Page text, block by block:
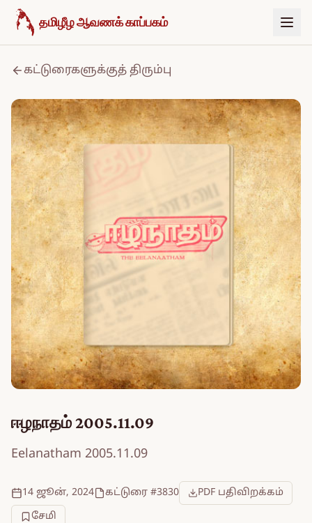
உள்ளடக்கத்திற்குச் செல்க
தமிழீழ ஆவணக் காப்பகம்
கட்டுரைகளுக்குத் திரும்பு
ஈழநாதம் 2005.11.09
Eelanatham 2005.11.09
14 ஜூன், 2024 கட்டுரை #3830
PDF பதிவிறக்கம்
சேமி